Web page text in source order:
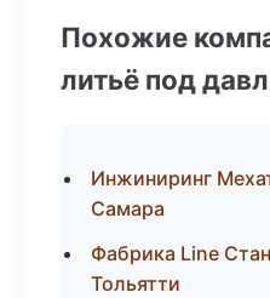
Похожие
литьё под
Инжиниринг
Самара
Фабрика Line
Тольятти